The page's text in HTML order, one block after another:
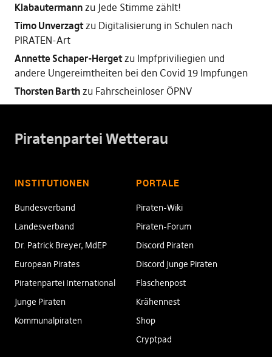
Klabautermannzu Jede Stimme zählt!
Timo Unverzagtzu Digitalisierung in Schulen nach
PIRATEN-Art
Annette Schaper-Hergetzu Impfpriviliegien und
andere Ungereimtheiten bei den Covid 19 Impfungen
Thorsten Barthzu Fahrscheinloser ÖPNV
Piratenpartei Wetterau
INSTITUTIONEN
Bundesverband
Landesverband
Dr. Patrick Breyer, MdEP
European Pirates
Piratenpartei International
Junge Piraten
Kommunalpiraten
PORTALE
Piraten-Wiki
Piraten-Forum
Discord Piraten
Discord Junge Piraten
Flaschenpost
Krähennest
Shop
Cryptpad